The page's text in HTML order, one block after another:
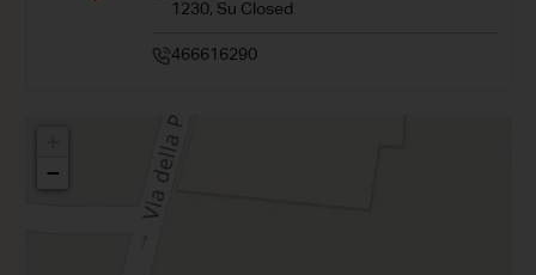
1230, Su Closed
466616290
−